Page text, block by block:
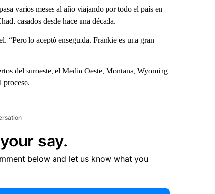
varios meses al año viajando por todo el país en
casados desde hace una década.
“Pero lo aceptó enseguida. Frankie es una gran
del suroeste, el Medio Oeste, Montana, Wyoming
proceso.
say.
below and let us know what you